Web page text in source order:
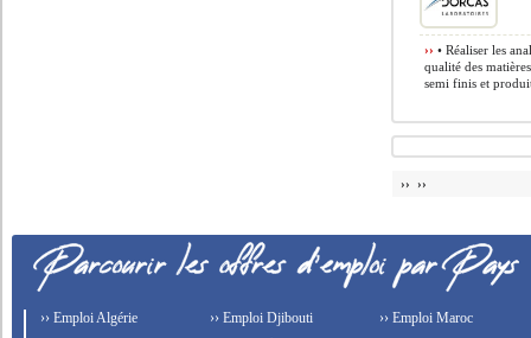
›› • Réaliser les
qualité des
semi finis et
›› ››
›› Emploi Algérie
›› Emploi Djibouti
›› Emploi Maroc